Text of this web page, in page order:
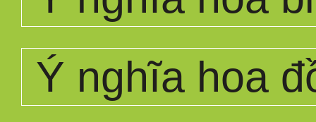
Ý nghĩa hoa